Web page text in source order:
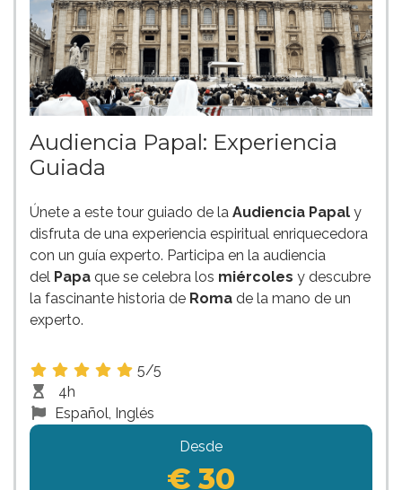
Audiencia Papal: Experiencia
Guiada
Únete a este tour guiado de la Audiencia Papal y
disfruta de una experiencia espiritual enriquecedora
con un guía experto. Participa en la audiencia
del Papa que se celebra los miércoles y descubre
la fascinante historia de Roma de la mano de un
experto.
5/5
4h
Español, Inglés
Desde
€ 30